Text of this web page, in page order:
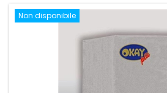
Non disponibile